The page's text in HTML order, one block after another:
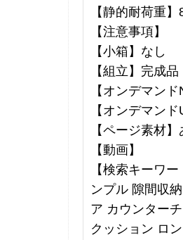
【静的耐荷重
【注意事項】
【小箱】なし
【組立】完成品
【オンデマン
【オンデマン
【ページ素材
【動画】
【検索キーワ
ンプル 隙間収
ア カウンター
クッション ロ